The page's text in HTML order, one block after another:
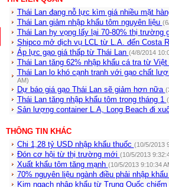
Thái Lan đang nỗ lực kìm giá nhiều mặt
Thái Lan giảm nhập khẩu tôm nguyên liệu
Thái Lan hy vọng lấy lại 70-80% thị trường
Shipco mở dịch vụ LCL từ L.A. đến Costa
Áp lực gạo giá thấp từ Thái Lan (4/8/2014
Thái Lan tăng 62% nhập khẩu cá tra từ
Thái Lan lo khó cạnh tranh với gạo chất
AM)
Dự báo giá gạo Thái Lan sẽ giảm hơn nữa
Thái Lan tăng nhập khẩu tôm trong tháng 1
Sản lượng container L.A, Long Beach đi
THÔNG TIN KHÁC
Chi 1,28 tỷ USD nhập khẩu thuốc (10/5/2013
Đón cơ hội từ thị trường mới (10/5/2013
Xuất khẩu tôm tăng mạnh (10/5/2013 9:10:34
70% nguyên liệu ngành điều phải nhập
Kim ngạch nhập khẩu từ Trung Quốc chiếm